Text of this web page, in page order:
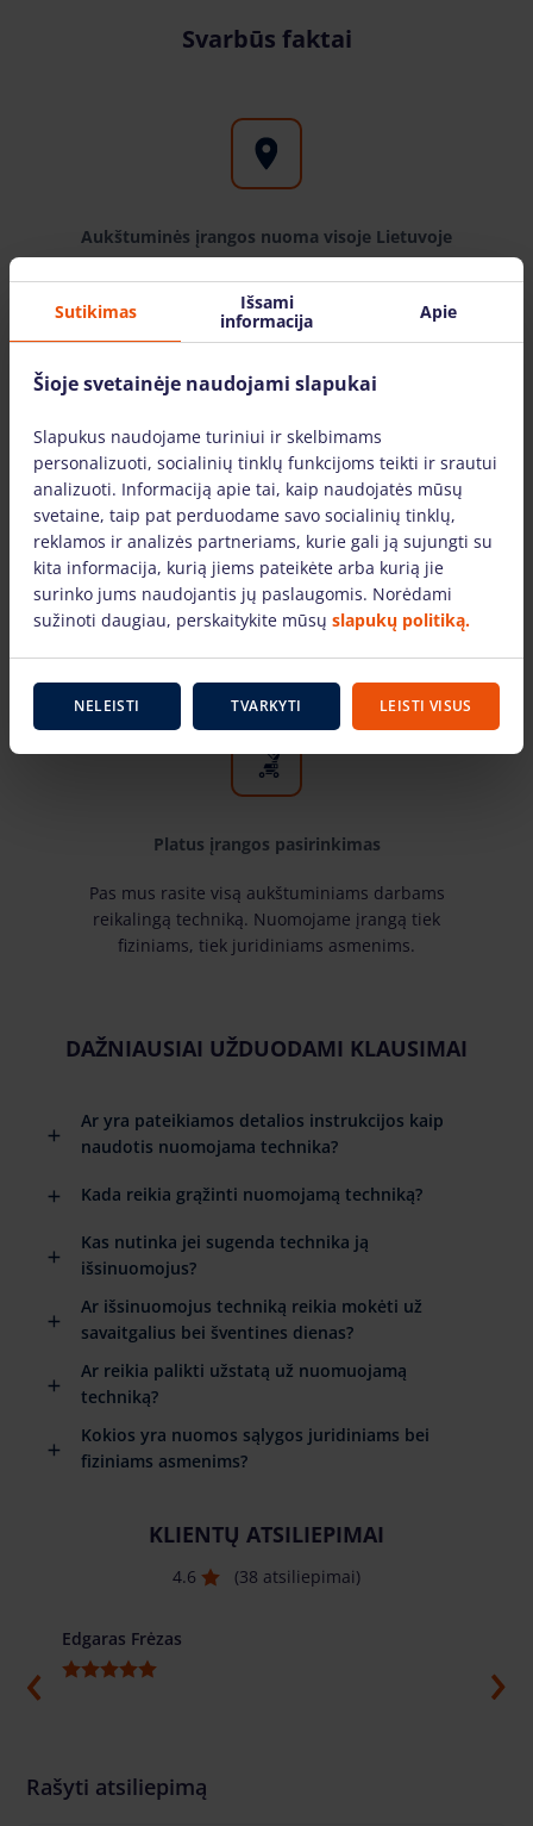
Svarbūs faktai
Aukštuminės įrangos nuoma visoje Lietuvoje
Bokštelis.lt filialus galite rasite didžiuosiuose
Lietuvos miestuose: Vilniuje, Kaune, Klaipėdoje,
Šiauliuose, Mažeikiuose. Įrangą pristatome visoje
Tik žinomų gamintojų įranga
Pas mus rasite žinomiausių gamintojų ir laiko
patikrintą aukštuminiams darbams skirtą įrangą.
Platus įrangos pasirinkimas
Pas mus rasite visą aukštuminiams darbams
reikalingą techniką. Nuomojame įrangą tiek
fiziniams, tiek juridiniams asmenims.
DAŽNIAUSIAI UŽDUODAMI KLAUSIMAI
Ar yra pateikiamos detalios instrukcijos kaip
naudotis nuomojama technika?
Kada reikia grąžinti nuomojamą techniką?
Kas nutinka jei sugenda technika ją
išsinuomojus?
Ar išsinuomojus techniką reikia mokėti už
savaitgalius bei šventines dienas?
Ar reikia palikti užstatą už nuomuojamą
techniką?
Kokios yra nuomos sąlygos juridiniams bei
fiziniams asmenims?
KLIENTŲ ATSILIEPIMAI
4.6 (38 atsiliepimai)
Edgaras Frėzas
Rašyti atsiliepimą
Sutikimas
Išsami
informacija
Apie
Šioje svetainėje naudojami slapukai
Slapukus naudojame turiniui ir skelbimams
personalizuoti, socialinių tinklų funkcijoms teikti ir srautui
analizuoti. Informaciją apie tai, kaip naudojatės mūsų
svetaine, taip pat perduodame savo socialinių tinklų,
reklamos ir analizės partneriams, kurie gali ją sujungti su
kita informacija, kurią jiems pateikėte arba kurią jie
surinko jums naudojantis jų paslaugomis. Norėdami
sužinoti daugiau, perskaitykite mūsų slapukų politiką.
NELEISTI TVARKYTI LEISTI VISUS